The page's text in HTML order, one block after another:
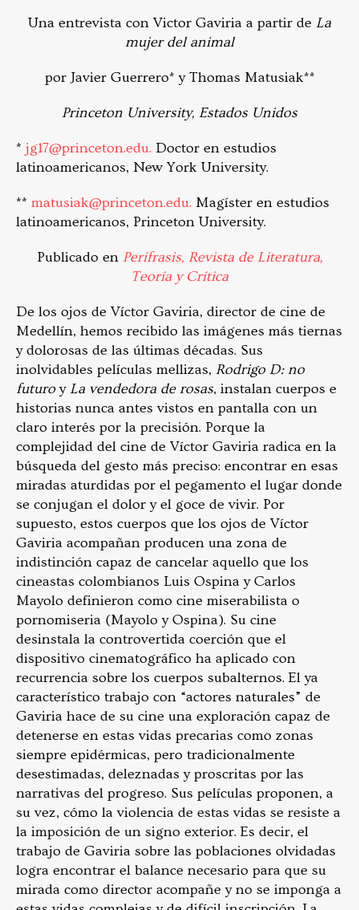
Una entrevista con Victor Gaviria a partir de La
mujer del animal
por Javier Guerrero* y Thomas Matusiak**
Princeton University, Estados Unidos
* jg17@princeton.edu. Doctor en estudios
latinoamericanos, New York University.
** matusiak@princeton.edu. Magíster en estudios
latinoamericanos, Princeton University.
Publicado en Perífrasis, Revista de Literatura,
Teoría y Crítica
De los ojos de Víctor Gaviria, director de cine de
Medellín, hemos recibido las imágenes más tiernas
y dolorosas de las últimas décadas. Sus
inolvidables películas mellizas, Rodrigo D: no
futuroyLa vendedora de rosas, instalan cuerpos e
historias nunca antes vistos en pantalla con un
claro interés por la precisión. Porque la
complejidad del cine de Víctor Gaviria radica en la
búsqueda del gesto más preciso: encontrar en esas
miradas aturdidas por el pegamento el lugar donde
se conjugan el dolor y el goce de vivir. Por
supuesto, estos cuerpos que los ojos de Víctor
Gaviria acompañan producen una zona de
indistinción capaz de cancelar aquello que los
cineastas colombianos Luis Ospina y Carlos
Mayolo definieron como cine miserabilista o
pornomiseria (Mayolo y Ospina). Su cine
desinstala la controvertida coerción que el
dispositivo cinematográfico ha aplicado con
recurrencia sobre los cuerpos subalternos. El ya
característico trabajo con “actores naturales” de
Gaviria hace de su cine una exploración capaz de
detenerse en estas vidas precarias como zonas
siempre epidérmicas, pero tradicionalmente
desestimadas, deleznadas y proscritas por las
narrativas del progreso. Sus películas proponen, a
su vez, cómo la violencia de estas vidas se resiste a
la imposición de un signo exterior. Es decir, el
trabajo de Gaviria sobre las poblaciones olvidadas
logra encontrar el balance necesario para que su
mirada como director acompañe y no se imponga a